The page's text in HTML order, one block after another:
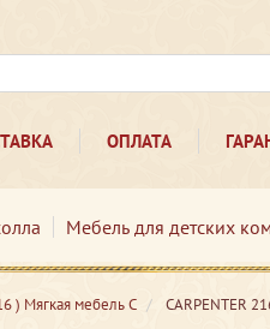
ОПЛАТА
Мебель для детских
) Мягкая мебель С CARPENTER